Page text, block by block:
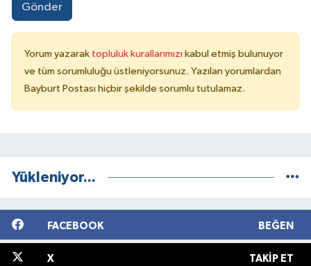
Gönder
Yorum yazarak topluluk kurallarımızı kabul etmiş bulunuyor
ve tüm sorumluluğu üstleniyorsunuz. Yazılan yorumlardan
Bayburt Postası hiçbir şekilde sorumlu tutulamaz.
Yükleniyor...
FACEBOOK BEĞEN
X TAKIP ET